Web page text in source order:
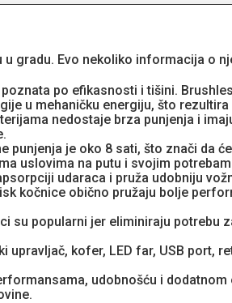
gradu. Evo nekoliko informacija o
po efikasnosti i tišini.
u mehaničku energiju, što
nedostaje brza punjenja i
je oko 8 sati, što znači da
uslovima na putu i svojim
udaraca i pruža udobniju
kočnice obično pružaju bolje
su popularni jer eliminiraju potrebu
kofer, LED far, USB port,
udobnošću i